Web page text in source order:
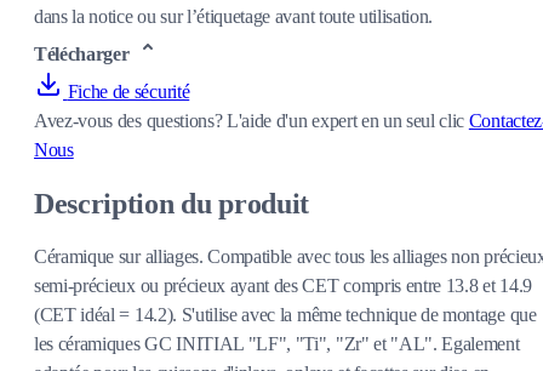
dans la notice ou sur l’étiquetage avant toute utilisation.
Télécharger
Fiche de sécurité
Avez-vous des questions?L'aide d'un expert en un seul clic
Nous
Description du produit
Céramique sur alliages. Compatible avec tous les alliages non
semi-précieux ou précieux ayant des CET compris entre 13.8 et 14.9
(CET idéal = 14.2). S'utilise avec la même technique de montage que
les céramiques GC INITIAL "LF", "Ti", "Zr" et "AL". Egalement